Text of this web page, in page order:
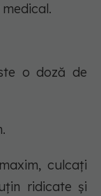
o doză de
culcați
ridicate şi